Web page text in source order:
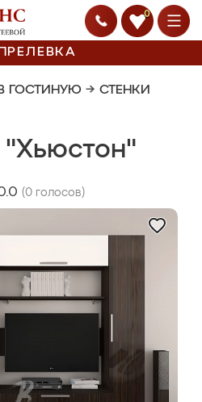
0
ГОСТИНУЮ → СТЕНКИ
"Хьюстон"
(0 голосов)